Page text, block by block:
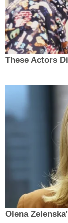
These Actors
Olena